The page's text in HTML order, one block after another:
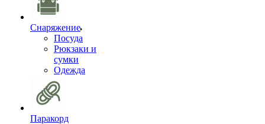
Снаряжение
Посуда
Рюкзаки и
сумки
Одежда
Паракорд